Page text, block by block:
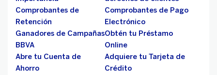
Comprobantes de
Retención
Comprobantes de Pago
Electrónico
Ganadores de Campañas
BBVA
Obtén tu Préstamo
Online
Abre tu Cuenta de
Ahorro
Adquiere tu Tarjeta de
Crédito